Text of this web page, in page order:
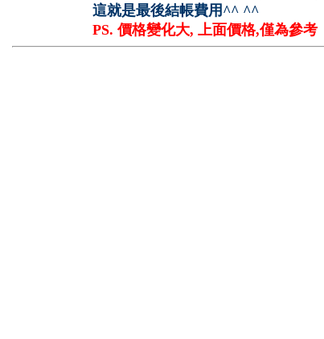
這就是最後結帳費用^^ ^^
PS. 價格變化大, 上面價格,僅為參考